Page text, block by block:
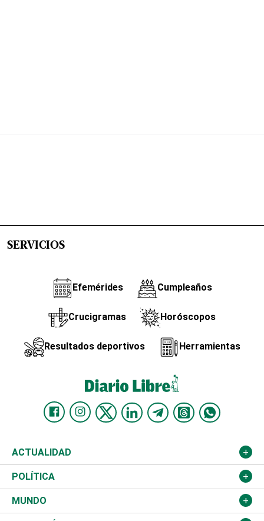
SERVICIOS
Efemérides Cumpleaños
Crucigramas Horóscopos
Resultados deportivos Herramientas
ACTUALIDAD
Nacional
Ciudad
POLÍTICA
Partidos
MUNDO